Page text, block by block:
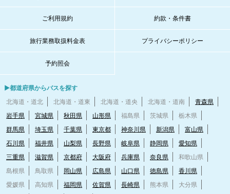
ご利用規約 約款・条件書
旅行業務取扱料金表 プライバシーポリシー
予約照会
▶都道府県からバスを探す
北海道・道北
北海道・道東 北海道・道央 北海道・道南
青森県
岩手県
宮城県 秋田県 山形県 福島県 茨城県
栃木県
群馬県
埼玉県 千葉県 東京都 神奈川県 新潟県
富山県
石川県
福井県 山梨県 長野県 岐阜県 静岡県
愛知県
三重県
滋賀県 京都府 大阪府 兵庫県 奈良県
和歌山県
島根県
鳥取県 岡山県 広島県 山口県 徳島県
香川県
愛媛県
高知県 福岡県 佐賀県 長崎県 熊本県 大分県